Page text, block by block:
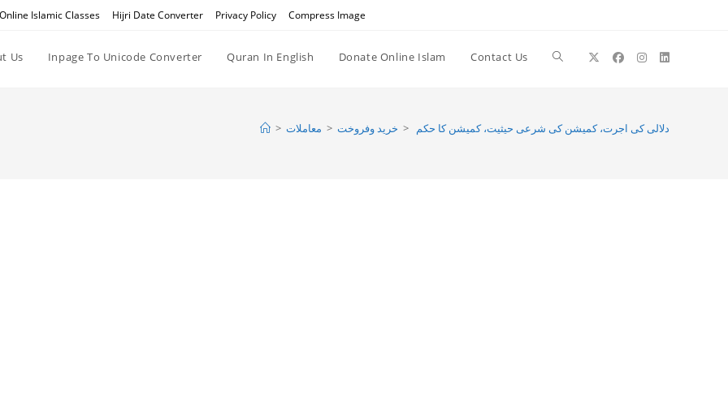
Online Islamic Classes Hijri Date Converter Privacy Policy Compress Image
Us Inpage To Unicode Converter Quran In English Donate Online Islam Contact Us Toggle
> معاملات > خرید وفروخت > ‌ دلالی کی اجرت، کمیشن کی شرعی حیثیت، کمیشن کا حکم